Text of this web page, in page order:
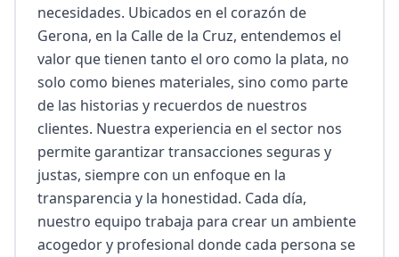
necesidades. Ubicados en el corazón de
Gerona, en la Calle de la Cruz, entendemos el
valor que tienen tanto el oro como la plata, no
solo como bienes materiales, sino como parte
de las historias y recuerdos de nuestros
clientes. Nuestra experiencia en el sector nos
permite garantizar transacciones seguras y
justas, siempre con un enfoque en la
transparencia y la honestidad. Cada día,
nuestro equipo trabaja para crear un ambiente
acogedor y profesional donde cada persona se